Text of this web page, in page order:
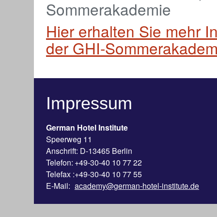
Sommerakademie
Hier erhalten Sie mehr
der GHI-
Impressum
German Hotel Institute
Speerweg 11
Anschrift: D-13465 Berlin
Telefon: +49-30-40 10 77 22
Telefax :+49-30-40 10 77 55
E-Mail: academy@german-hotel-institute.de